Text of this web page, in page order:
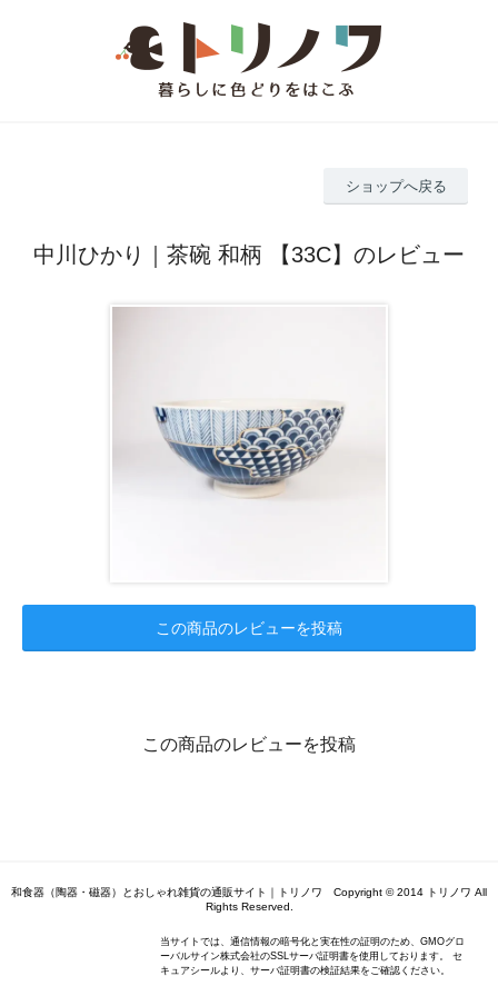
ショップへ戻る
中川ひかり｜茶碗 和柄 【33C】のレビュー
この商品のレビューを投稿
この商品のレビューを投稿
和食器（陶器・磁器）とおしゃれ雑貨の通販サイト｜トリノワ Copyright © 2014 トリノワ All
Rights Reserved.
当サイトでは、通信情報の暗号化と実在性の証明のため、GMOグロ
ーバルサイン株式会社のSSLサーバ証明書を使用しております。 セ
キュアシールより、サーバ証明書の検証結果をご確認ください。